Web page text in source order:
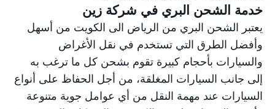
خدمة الشحن البري في شركة زين
يعتبر الشحن البري من الرياض الى الكويت من أسهل
وأفضل الطرق التي تستخدم في نقل الأغراض
والسيارات بأحجام كبيرة تقوم بشحن كل ما ترغب به
إلى جانب السيارات المغلقة، من أجل الحفاظ على أنواع
السيارات عند مهمة النقل من أي عوامل جوية متنوعة